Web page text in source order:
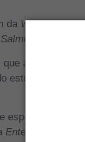
da World Health
Salmonella
a espécie
estudo foram
foram
Enteritidis